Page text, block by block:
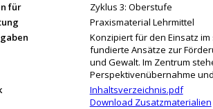
für
Zyklus 3: Oberstufe
Praxismaterial Lehrmittel
Konzipiert für den Einsatz
fundierte Ansätze zur
und Gewalt. Im Zentrum
Perspektivenübernahme und
Inhaltsverzeichnis.pdf
Download Zusatzmaterialien